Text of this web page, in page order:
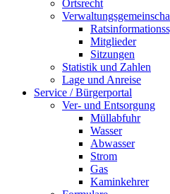
Ortsrecht
Mitglieder
Sitzungen
Statistik und Zahlen
Lage und Anreise
Service / Bürgerportal
Ver- und Entsorgung
Müllabfuhr
Wasser
Abwasser
Strom
Gas
Kaminkehrer